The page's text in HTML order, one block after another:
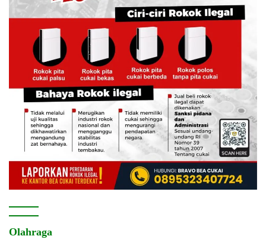
Olahraga